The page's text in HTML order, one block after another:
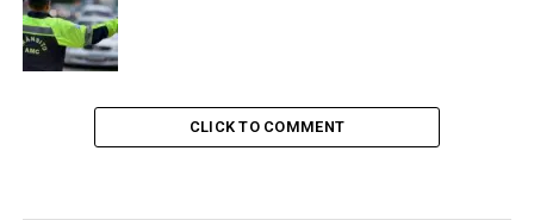
CLICK TO COMMENT